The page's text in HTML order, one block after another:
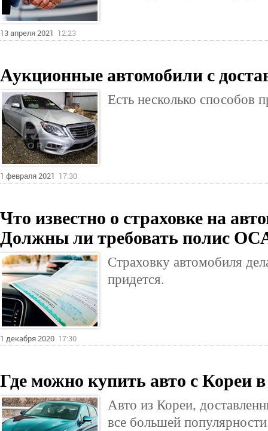
13 апреля 2021 12:23
Аукционные автомобили с
Есть несколько способов
1 февраля 2021 17:30
Что известно о страховке на
Должны ли требовать полис
Страховку автомобиля
придется.
1 декабря 2020 17:30
Где можно купить авто с Кореи
Авто из Кореи,
все большей